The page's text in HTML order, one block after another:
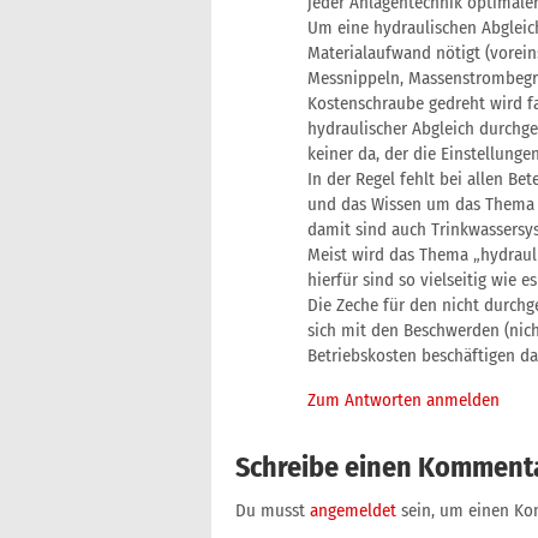
Um eine hydraulischen
Materialaufwand nötigt
Messnippeln,
Kostenschraube gedreht wird
hydraulischer Abgleich
keiner da, der die
In der Regel fehlt bei allen
und das Wissen um das
damit sind auch
Meist wird das Thema
hierfür sind so vielseitig wie
Die Zeche für den nicht
sich mit den Beschwerden
Betriebskosten beschäftigen
Zum Antworten anmelden
Schreibe einen
Du musst angemeldet sein, um einen